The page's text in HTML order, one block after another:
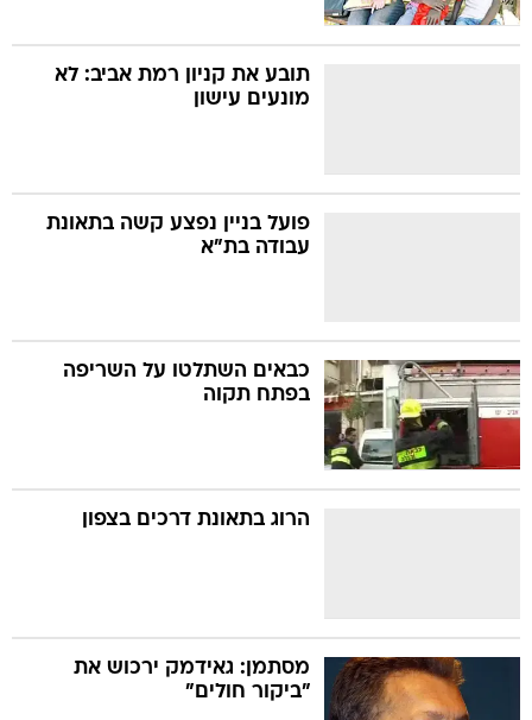
תובע את קניון רמת אביב: לא
מונעים עישון
פועל בניין נפצע קשה בתאונת
עבודה בת"א
כבאים השתלטו על השריפה
בפתח תקוה
הרוג בתאונת דרכים בצפון
מסתמן: גאידמק ירכוש את
"ביקור חולים"